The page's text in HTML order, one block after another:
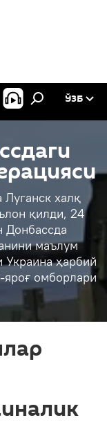
ЎЗБ
Луганск халқ
қилди, 24
Донбассда
маълум
ҳарбий
яроғ омборлари